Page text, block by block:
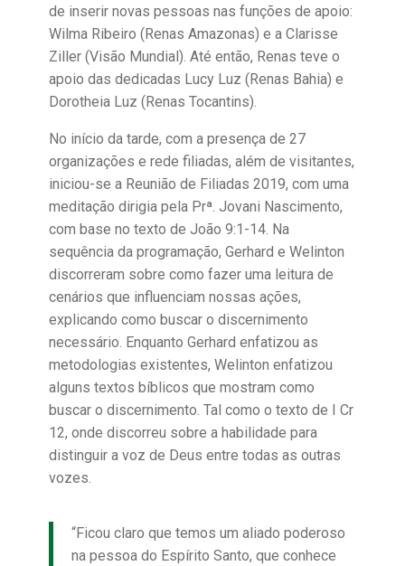
de inserir novas pessoas nas funções de apoio:
Wilma Ribeiro (Renas Amazonas) e a Clarisse
Ziller (Visão Mundial). Até então, Renas teve o
apoio das dedicadas Lucy Luz (Renas Bahia) e
Dorotheia Luz (Renas Tocantins).
No início da tarde, com a presença de 27
organizações e rede filiadas, além de visitantes,
iniciou-se a Reunião de Filiadas 2019, com uma
meditação dirigia pela Prª. Jovani Nascimento,
com base no texto de João 9:1-14. Na
sequência da programação, Gerhard e Welinton
discorreram sobre como fazer uma leitura de
cenários que influenciam nossas ações,
explicando como buscar o discernimento
necessário. Enquanto Gerhard enfatizou as
metodologias existentes, Welinton enfatizou
alguns textos bíblicos que mostram como
buscar o discernimento. Tal como o texto de I Cr
12, onde discorreu sobre a habilidade para
distinguir a voz de Deus entre todas as outras
vozes.
“Ficou claro que temos um aliado poderoso
na pessoa do Espírito Santo, que conhece